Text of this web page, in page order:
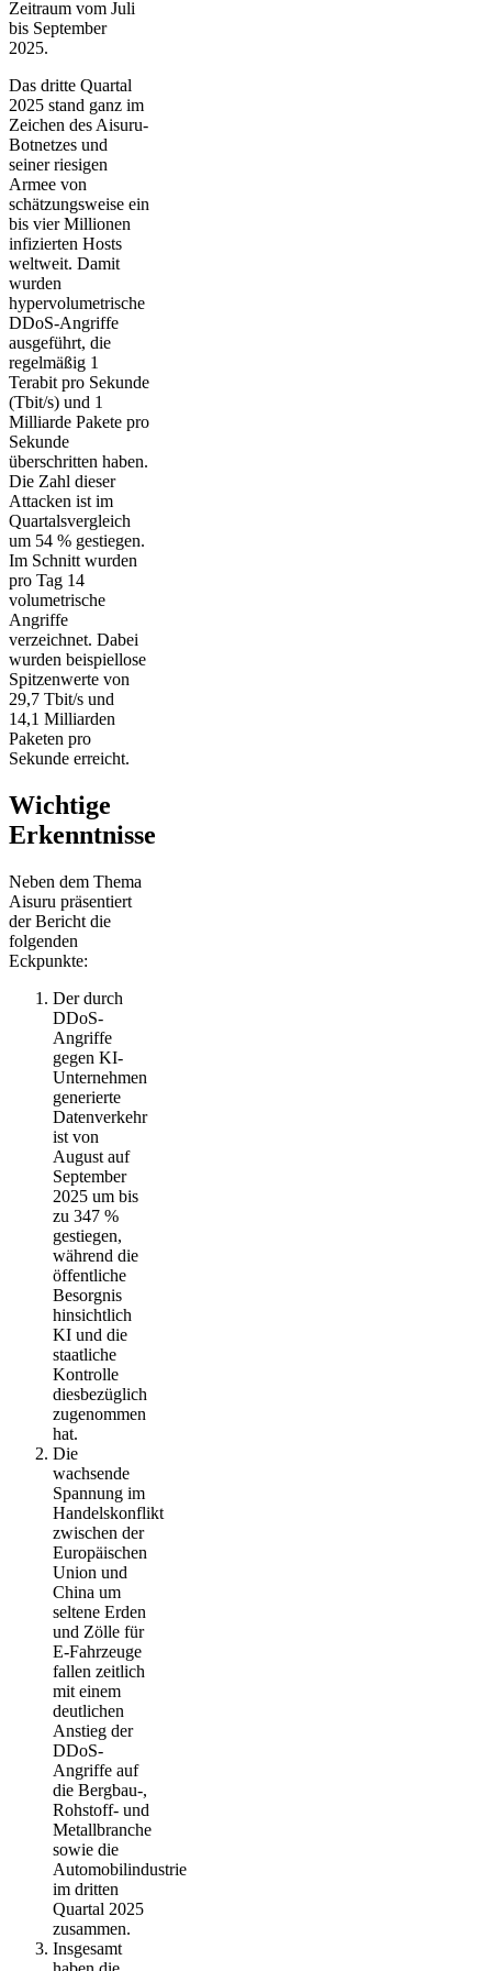
Zeitraum vom Juli
bis September
2025.
Das dritte Quartal
2025 stand ganz im
Zeichen des Aisuru-
Botnetzes und
seiner riesigen
Armee von
schätzungsweise ein
bis vier Millionen
infizierten Hosts
weltweit. Damit
wurden
hypervolumetrische
DDoS-Angriffe
ausgeführt, die
regelmäßig 1
Terabit pro Sekunde
(Tbit/s) und 1
Milliarde Pakete pro
Sekunde
überschritten haben.
Die Zahl dieser
Attacken ist im
Quartalsvergleich
um 54 % gestiegen.
Im Schnitt wurden
pro Tag 14
volumetrische
Angriffe
verzeichnet. Dabei
wurden beispiellose
Spitzenwerte von
29,7 Tbit/s und
14,1 Milliarden
Paketen pro
Sekunde erreicht.
Wichtige
Erkenntnisse
Neben dem Thema
Aisuru präsentiert
der Bericht die
folgenden
Eckpunkte:
Der durch
DDoS-
Angriffe
gegen KI-
Unternehmen
generierte
Datenverkehr
ist von
August auf
September
2025 um bis
zu 347 %
gestiegen,
während die
öffentliche
Besorgnis
hinsichtlich
KI und die
staatliche
Kontrolle
diesbezüglich
zugenommen
hat.
Die
wachsende
Spannung im
Handelskonflikt
zwischen der
Europäischen
Union und
China um
seltene Erden
und Zölle für
E-Fahrzeuge
fallen zeitlich
mit einem
deutlichen
Anstieg der
DDoS-
Angriffe auf
die Bergbau-,
Rohstoff- und
Metallbranche
sowie die
Automobilindustrie
im dritten
Quartal 2025
zusammen.
Insgesamt